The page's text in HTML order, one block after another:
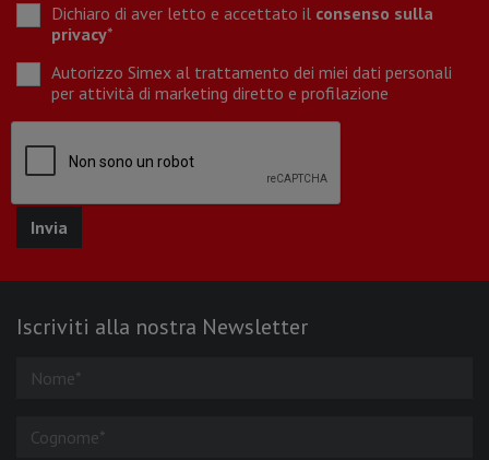
Dichiaro di aver letto e accettato il consenso sulla
privacy*
Autorizzo Simex al trattamento dei miei dati personali
per attività di marketing diretto e profilazione
Iscriviti alla nostra Newsletter